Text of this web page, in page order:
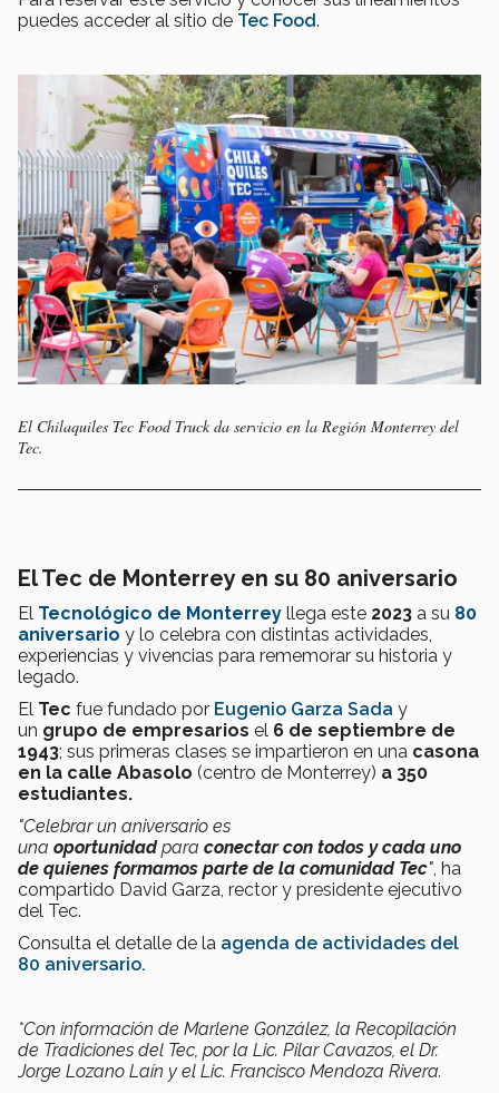
puedes acceder al sitio de Tec Food.
El Chilaquiles Tec Food Truck da servicio en la Región Monterrey del
Tec.
El Tec de Monterrey en su 80 aniversario
El Tecnológico de Monterrey llega este 2023 a su 80
aniversario y lo celebra con distintas actividades,
experiencias y vivencias para rememorar su historia y
legado.
El Tec fue fundado por Eugenio Garza Sada y
un grupo de empresarios el 6 de septiembre de
1943; sus primeras clases se impartieron en una casona
en la calle Abasolo (centro de Monterrey) a 350
estudiantes.
"Celebrar un aniversario es
una oportunidadpara conectar con todos y cada uno
de quienes formamos parte de la comunidad Tec" , ha
compartido David Garza, rector y presidente ejecutivo
del Tec.
Consulta el detalle de la agenda de actividades del
80 aniversario.
*Con información de Marlene González, la Recopilación
de Tradiciones del Tec, por la Lic. Pilar Cavazos, el Dr.
Jorge Lozano Laín y el Lic. Francisco Mendoza Rivera.